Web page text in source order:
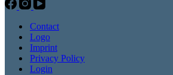
Contact
Logo
Imprint
Privacy Policy
Login